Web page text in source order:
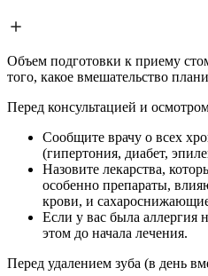
Объем подготовки к приему
того, какое вмешательство
Перед консультацией и
Сообщите врачу о всех
(гипертония, диабет,
Назовите лекарства,
особенно препараты,
крови, и
Если у вас была аллергия
этом до начала лечения.
Перед удалением зуба (в день